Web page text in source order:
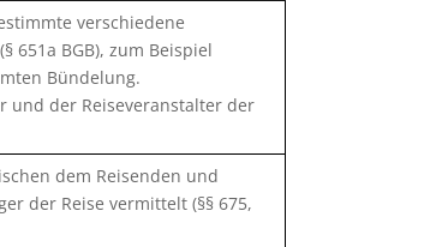
verschiedene
651a BGB), zum Beispiel
Bündelung.
und der Reiseveranstalter der
dem Reisenden und
der Reise vermittelt (§§ 675,